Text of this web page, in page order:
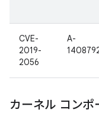
CVE-
2019-
2056
A-
カーネル コンポ